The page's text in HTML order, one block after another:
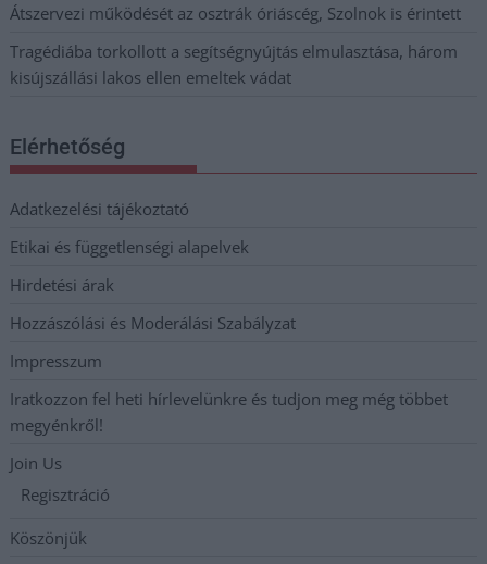
Átszervezi működését az osztrák óriáscég, Szolnok is érintett
Tragédiába torkollott a segítségnyújtás elmulasztása, három
kisújszállási lakos ellen emeltek vádat
Elérhetőség
Adatkezelési tájékoztató
Etikai és függetlenségi alapelvek
Hirdetési árak
Hozzászólási és Moderálási Szabályzat
Impresszum
Iratkozzon fel heti hírlevelünkre és tudjon meg még többet
megyénkről!
Join Us
Regisztráció
Köszönjük